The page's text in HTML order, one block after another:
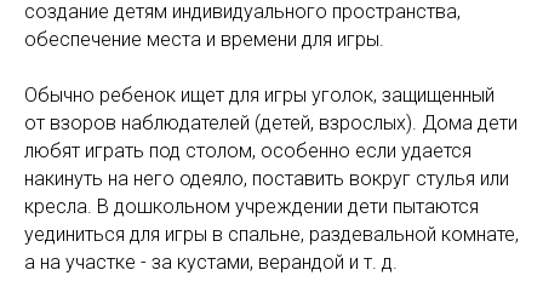
создание детям индивидуального пространства,
обеспечение места и времени для игры.
Обычно ребенок ищет для игры уголок, защищенный
от взоров наблюдателей (детей, взрослых). Дома дети
любят играть под столом, особенно если удается
накинуть на него одеяло, поставить вокруг стулья или
кресла. В дошкольном учреждении дети пытаются
уединиться для игры в спальне, раздевальной комнате,
а на участке - за кустами, верандой и т. д.